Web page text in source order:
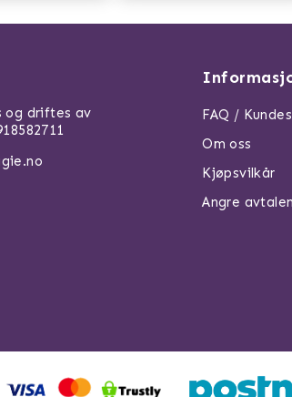
og driftes av
FAQ /
Om oss
Kjøpsvilkår
Angre avtalen